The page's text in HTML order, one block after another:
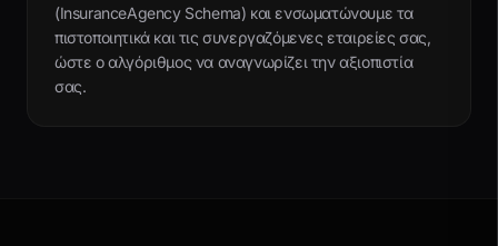
(InsuranceAgency Schema) και ενσωματώνουμε τα
πιστοποιητικά και τις συνεργαζόμενες εταιρείες σας,
ώστε ο αλγόριθμος να αναγνωρίζει την αξιοπιστία
σας.